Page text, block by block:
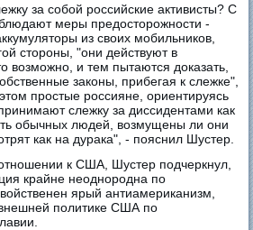
за собой российские активисты? С
меры предосторожности -
из своих мобильников,
стороны, "они действуют в
возможно, и тем пытаются доказать,
законы, прибегая к слежке",
простые россияне, ориентируясь
слежку за диссидентами как
обычных людей, возмущены ли они
как на дурака", - пояснил Шустер.
к США, Шустер подчеркнул,
крайне неоднородна по
ярый антиамериканизм,
политике США по